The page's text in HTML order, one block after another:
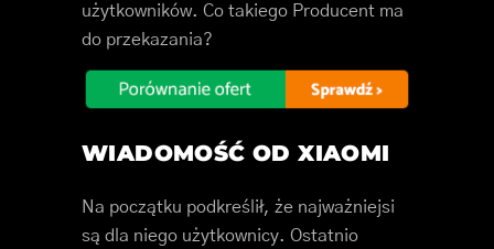
użytkowników. Co takiego Producent ma
do przekazania?
WIADOMOŚĆ OD XIAOMI
Na początku podkreślił, że najważniejsi
są dla niego użytkownicy. Ostatnio